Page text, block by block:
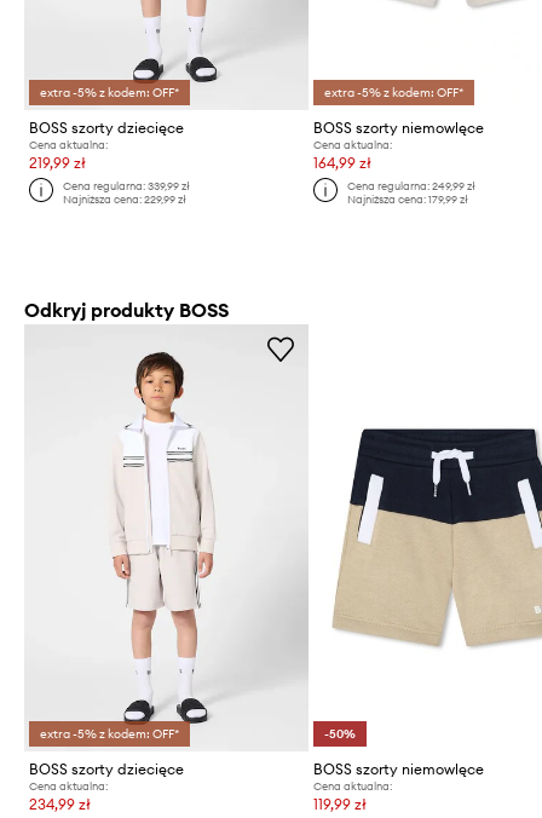
extra -5% z kodem: OFF*
BOSS szorty dziecięce
Cena aktualna:
219,99 zł
Cena regularna:339,99 zł
Najniższa cena:229,99 zł
extra -5% z kodem: OFF*
BOSS szorty niemowlęce
Cena aktualna:
164,99 zł
Cena regularna: 249,99 zł
Najniższa cena: 179,99 zł
Odkryj produkty BOSS
extra -5% z kodem: OFF*
BOSS szorty dziecięce
Cena aktualna:
234,99 zł
-50%
BOSS szorty niemowlęce
Cena aktualna:
119,99 zł